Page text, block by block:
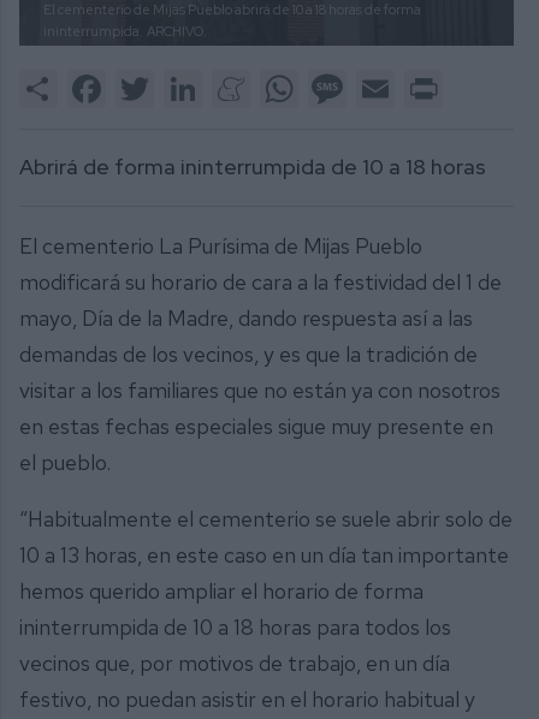
El cementerio de Mijas Pueblo abrirá de 10 a 18 horas de forma
ininterrumpida. ARCHIVO.
Share FacebookTwitter LinkedInMeneameWhatsAppMessage
Email
Abrirá de forma ininterrumpida de 10 a 18 horas
El cementerio La Purísima de Mijas Pueblo
modificará su horario de cara a la festividad del 1 de
mayo, Día de la Madre, dando respuesta así a las
demandas de los vecinos, y es que la tradición de
visitar a los familiares que no están ya con nosotros
en estas fechas especiales sigue muy presente en
el pueblo.
“Habitualmente el cementerio se suele abrir solo de
10 a 13 horas, en este caso en un día tan importante
hemos querido ampliar el horario de forma
ininterrumpida de 10 a 18 horas para todos los
vecinos que, por motivos de trabajo, en un día
festivo, no puedan asistir en el horario habitual y